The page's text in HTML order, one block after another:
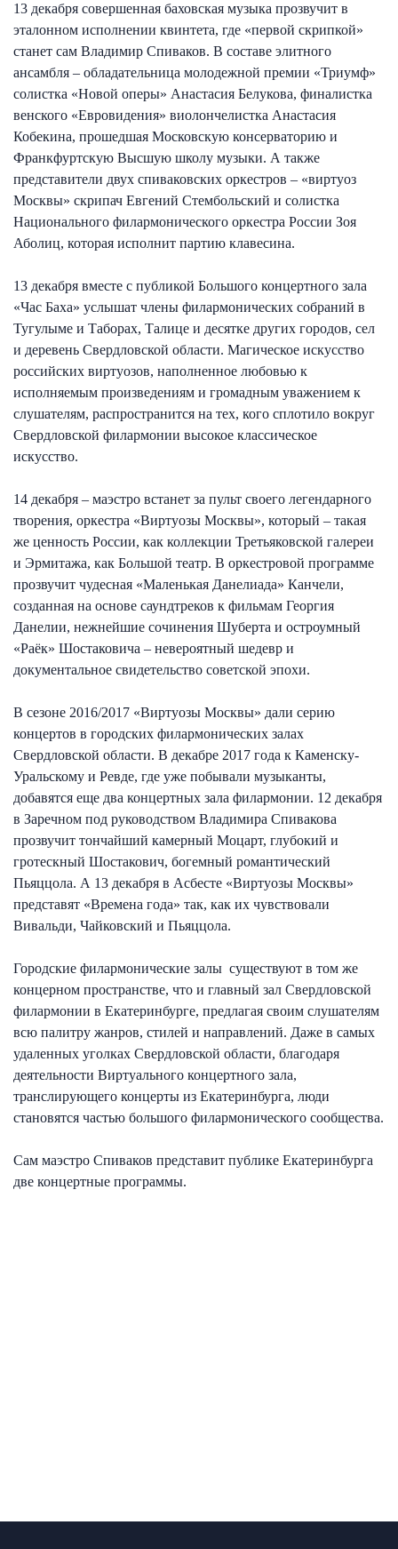
13 декабря совершенная баховская музыка прозвучит в
эталонном исполнении квинтета, где «первой скрипкой»
станет сам Владимир Спиваков. В составе элитного
ансамбля – обладательница молодежной премии «Триумф»
солистка «Новой оперы» Анастасия Белукова, финалистка
венского «Евровидения» виолончелистка Анастасия
Кобекина, прошедшая Московскую консерваторию и
Франкфуртскую Высшую школу музыки. А также
представители двух спиваковских оркестров – «виртуоз
Москвы» скрипач Евгений Стембольский и солистка
Национального филармонического оркестра России Зоя
Аболиц, которая исполнит партию клавесина.
13 декабря вместе с публикой Большого концертного зала
«Час Баха» услышат члены филармонических собраний в
Тугулыме и Таборах, Талице и десятке других городов, сел
и деревень Свердловской области. Магическое искусство
российских виртуозов, наполненное любовью к
исполняемым произведениям и громадным уважением к
слушателям, распространится на тех, кого сплотило вокруг
Свердловской филармонии высокое классическое
искусство.
14 декабря – маэстро встанет за пульт своего легендарного
творения, оркестра «Виртуозы Москвы», который – такая
же ценность России, как коллекции Третьяковской галереи
и Эрмитажа, как Большой театр. В оркестровой программе
прозвучит чудесная «Маленькая Данелиада» Канчели,
созданная на основе саундтреков к фильмам Георгия
Данелии, нежнейшие сочинения Шуберта и остроумный
«Раёк» Шостаковича – невероятный шедевр и
документальное свидетельство советской эпохи.
В сезоне 2016/2017 «Виртуозы Москвы» дали серию
концертов в городских филармонических залах
Свердловской области. В декабре 2017 года к Каменску-
Уральскому и Ревде, где уже побывали музыканты,
добавятся еще два концертных зала филармонии. 12 декабря
в Заречном под руководством Владимира Спивакова
прозвучит тончайший камерный Моцарт, глубокий и
гротескный Шостакович, богемный романтический
Пьяццола. А 13 декабря в Асбесте «Виртуозы Москвы»
представят «Времена года» так, как их чувствовали
Вивальди, Чайковский и Пьяццола.
Городские филармонические залы существуют в том же
концерном пространстве, что и главный зал Свердловской
филармонии в Екатеринбурге, предлагая своим слушателям
всю палитру жанров, стилей и направлений. Даже в самых
удаленных уголках Свердловской области, благодаря
деятельности Виртуального концертного зала,
транслирующего концерты из Екатеринбурга, люди
становятся частью большого филармонического сообщества.
Сам маэстро Спиваков представит публике Екатеринбурга
две концертные программы.